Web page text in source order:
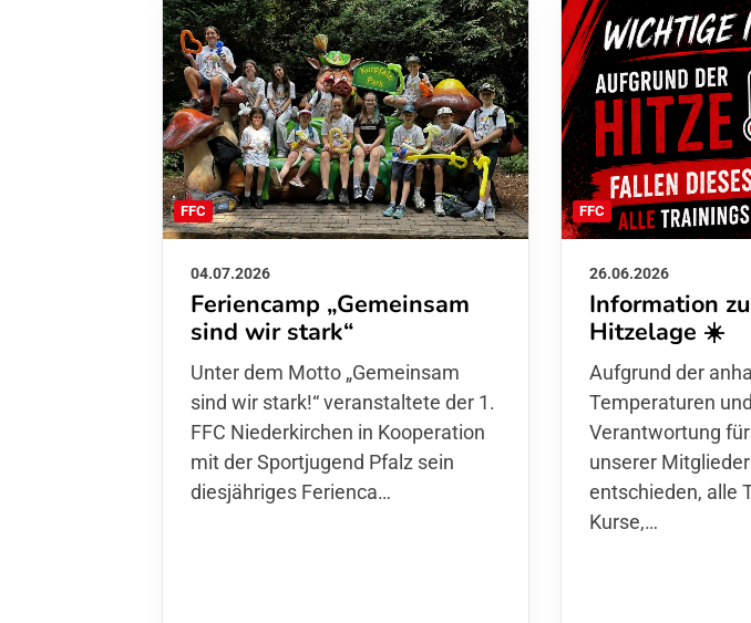
FFC
04.07.2026
Feriencamp „Gemeinsam
sind wir stark“
Unter dem Motto „Gemeinsam sind
wir stark!“ veranstaltete der 1. FFC
Niederkirchen in Kooperation mit
der Sportjugend Pfalz sein
diesjähriges Ferienca…
FFC
26.06.2026
Information
Hitzelage ☀️
Aufgrund der
Temperaturen
Verantwortung
unserer
entschieden, alle
Kurse,…